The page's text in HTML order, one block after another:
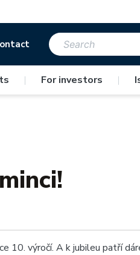
| For investors |
10. výročí. A k jubileu patří